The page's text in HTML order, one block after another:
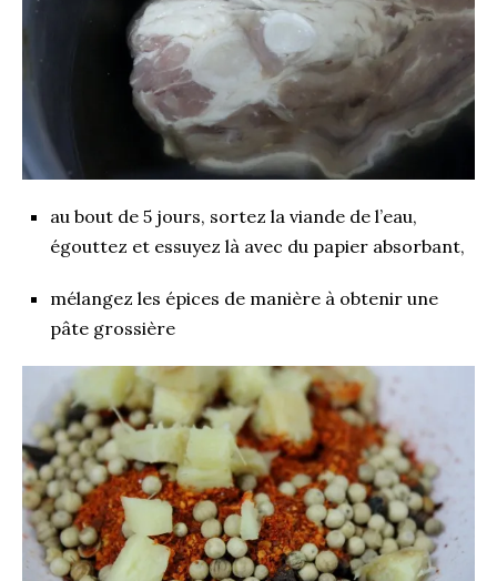
au bout de 5 jours, sortez la viande de l’eau,
égouttez et essuyez là avec du papier absorbant,
mélangez les épices de manière à obtenir une
pâte grossière